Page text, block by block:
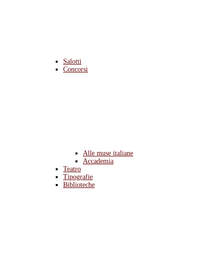
Salotti
Concorsi
Alle muse italiane
Accademia
Teatro
Tipografie
Biblioteche